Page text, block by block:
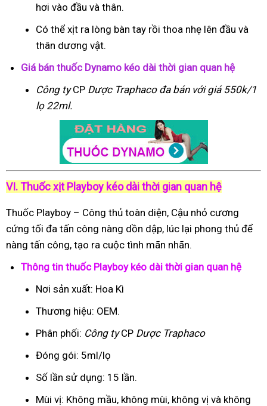
hơi vào đầu và thân.
Có thể xịt ra lòng bàn tay rồi thoa nhẹ lên đầu và
thân dương vật.
Giá bán thuốc Dynamo kéo dài thời gian quan hệ
Công tyCP Dược Traphacođa bán với giá 550k/1
lọ 22ml.
VI. Thuốc xịt Playboy kéo dài thời gian quan hệ
Thuốc Playboy – Công thủ toàn diện, Cậu nhỏ cương
cứng tối đa tấn công nàng dồn dập, lúc lại phong thủ để
nàng tấn công, tạo ra cuộc tình mãn nhãn.
Thông tin thuốc Playboy kéo dài thời gian quan hệ
Nơi sản xuất: Hoa Kì
Thương hiệu: OEM.
Phân phối: Công tyCP Dược Traphaco
Đóng gói: 5ml/lọ
Số lần sử dụng: 15 lần.
Mùi vị: Không mầu, không mùi, không vị và không